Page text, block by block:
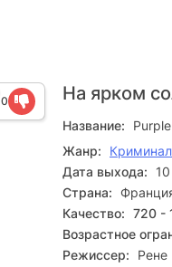
На ярком
0
Название:
Жанр: Криминал
Дата выхода:
Страна:
Качество: 720 -
Возрастное
Режиссер:
Рене